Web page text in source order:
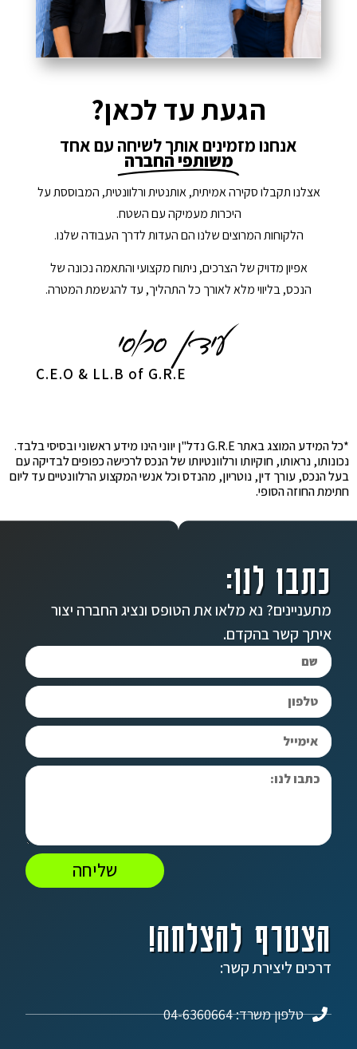
הגעת עד לכאן?
אנחנו מזמינים אותך לשיחה עם אחד
משותפי החברה
אצלנו תקבלו סקירה אמיתית, אותנטית ורלוונטית, המבוססת על
היכרות מעמיקה עם השטח.
הלקוחות המרוצים שלנו הם העדות לדרך העבודה שלנו.
אפיון מדויק של הצרכים, ניתוח מקצועי והתאמה נכונה של
הנכס, בליווי מלא לאורך כל התהליך, עד להגשמת המטרה.
C.E.O & LL.B of G.R.E
*כל המידע המוצג באתר G.R.E נדל"ן יווני הינו מידע ראשוני ובסיסי בלבד.
נכונותו, נראותו, חוקיותו ורלוונטיותו של הנכס לרכישה כפופים לבדיקה עם
בעל הנכס, עורך דין, נוטריון, מהנדס וכל אנשי המקצוע הרלוונטיים עד ליום
חתימת החוזה הסופי.
הצטרף להצלחה!
דרכים ליצירת קשר:
טלפון משרד: 04-6360664
כתבו לנו:
מתעניינים? נא מלאו את הטופס ונציג החברה יצור
איתך קשר בהקדם.
שליחה